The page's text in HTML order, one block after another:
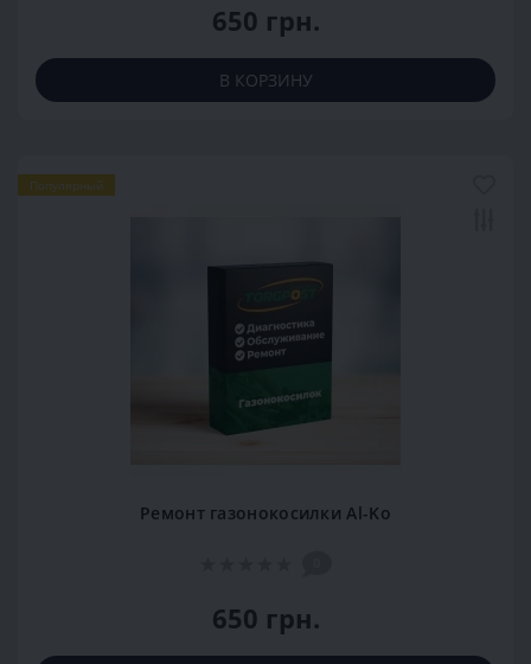
650 грн.
В КОРЗИНУ
Популярный
Ремонт газонокосилки Al-Ko
650 грн.